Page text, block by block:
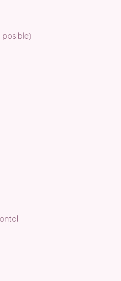
posible)